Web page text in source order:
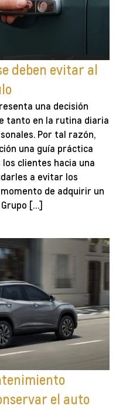
deben evitar al
una decisión
tanto en la rutina diaria
Por tal razón,
una guía práctica
clientes hacia una
a evitar los
de adquirir un
[…]
el auto